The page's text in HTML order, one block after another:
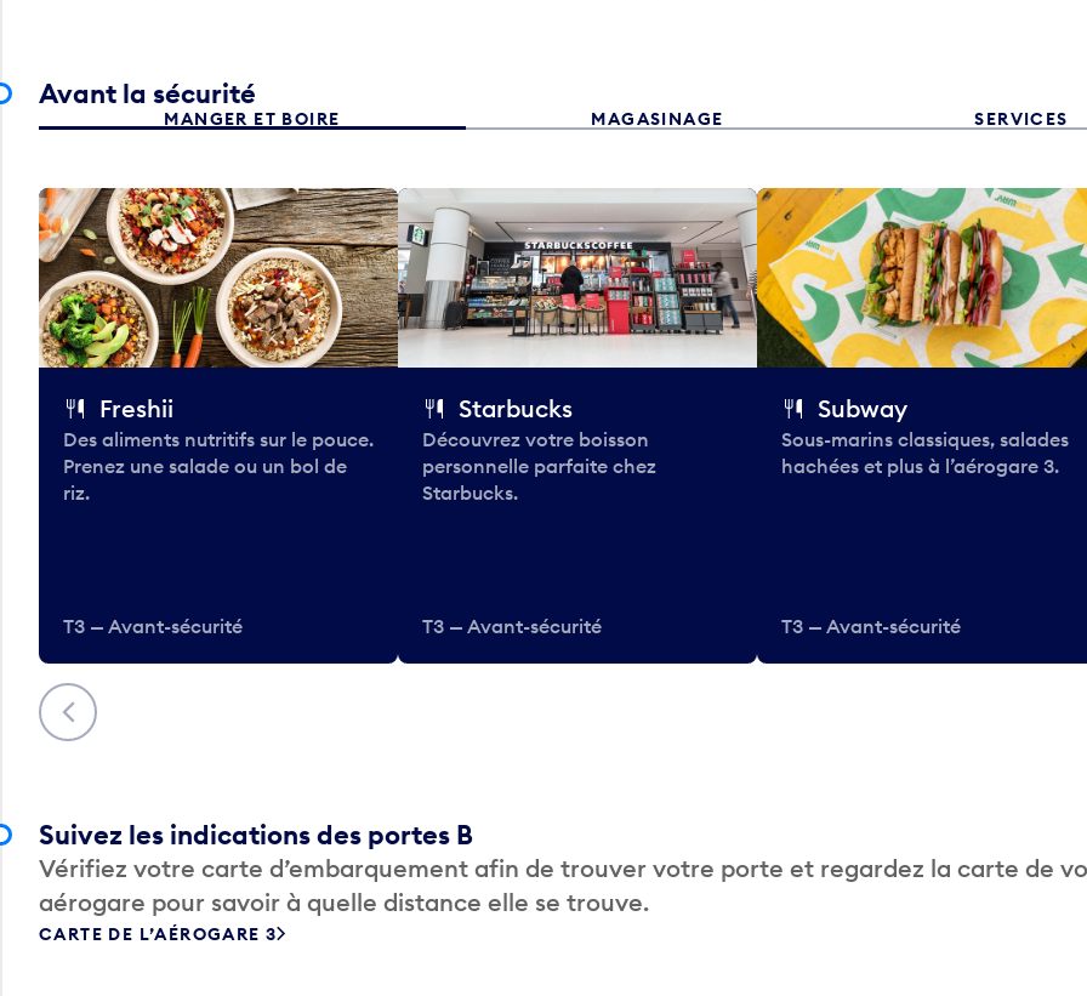
Avant la sécurité
MANGER ET BOIRE MAGASINAGE SERVICES
Précédent
Freshii
Des aliments nutritifs sur le pouce.
Prenez une salade ou un bol de
riz.
T3 — Avant-sécurité
Starbucks
Découvrez votre boisson
personnelle parfaite chez
Starbucks.
T3 — Avant-sécurité
Subway
Sous-marins classiques, salades
hachées et plus à l’aérogare 3.
T3 — Avant-sécurité
Suivez les indications des portes B
Vérifiez votre carte d’embarquement afin de trouver votre porte et regardez la carte de
aérogare pour savoir à quelle distance elle se trouve.
CARTE DE L’AÉROGARE 3